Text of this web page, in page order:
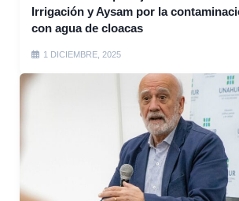
Irrigación y Aysam por la
con agua de cloacas
1 DICIEMBRE, 2025